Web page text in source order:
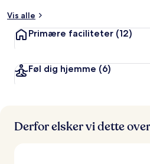
Vis alle
Primære faciliteter (12)
Føl dig hjemme (6)
Derfor elsker vi dette